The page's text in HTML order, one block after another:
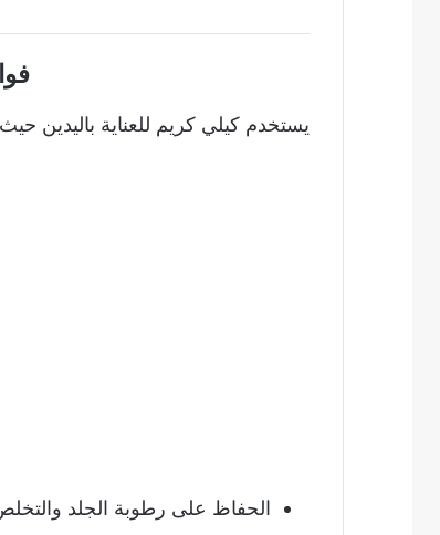
يستخدم كيلي كريم للعناية باليدين حيث
الحفاظ على رطوبة الجلد